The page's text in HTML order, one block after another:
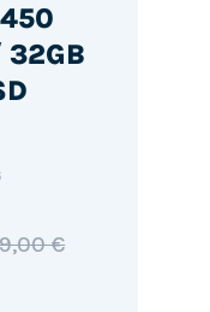
32GB
€